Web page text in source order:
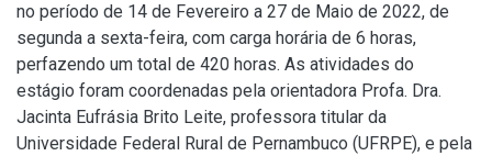
no período de 14 de Fevereiro a 27 de Maio de 2022, de
segunda a sexta-feira, com carga horária de 6 horas,
perfazendo um total de 420 horas. As atividades do
estágio foram coordenadas pela orientadora Profa. Dra.
Jacinta Eufrásia Brito Leite, professora titular da
Universidade Federal Rural de Pernambuco (UFRPE), e pela